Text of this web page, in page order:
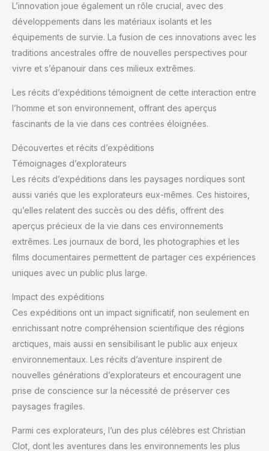
L’innovation joue également un rôle crucial, avec des
développements dans les matériaux isolants et les
équipements de survie. La fusion de ces innovations avec les
traditions ancestrales offre de nouvelles perspectives pour
vivre et s’épanouir dans ces milieux extrêmes.
Les récits d’expéditions témoignent de cette interaction entre
l’homme et son environnement, offrant des aperçus
fascinants de la vie dans ces contrées éloignées.
Découvertes et récits d’expéditions
Témoignages d’explorateurs
Les récits d’expéditions dans les paysages nordiques sont
aussi variés que les explorateurs eux-mêmes. Ces histoires,
qu’elles relatent des succès ou des défis, offrent des
aperçus précieux de la vie dans ces environnements
extrêmes. Les journaux de bord, les photographies et les
films documentaires permettent de partager ces expériences
uniques avec un public plus large.
Impact des expéditions
Ces expéditions ont un impact significatif, non seulement en
enrichissant notre compréhension scientifique des régions
arctiques, mais aussi en sensibilisant le public aux enjeux
environnementaux. Les récits d’aventure inspirent de
nouvelles générations d’explorateurs et encouragent une
prise de conscience sur la nécessité de préserver ces
paysages fragiles.
Parmi ces explorateurs, l’un des plus célèbres est Christian
Clot, dont les aventures dans les environnements les plus